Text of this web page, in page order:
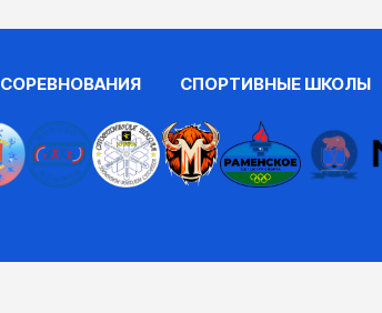
СОРЕВНОВАНИЯ СПОРТИВНЫЕ ШКОЛЫ